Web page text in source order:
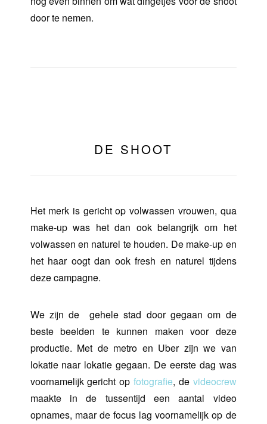
door te nemen.
DE SHOOT
Het merk is gericht op volwassen vrouwen, qua
make-up was het dan ook belangrijk om het
volwassen en naturel te houden. De make-up en
het haar oogt dan ook fresh en naturel tijdens
deze campagne.
We zijn de gehele stad door gegaan om de
beste beelden te kunnen maken voor deze
productie. Met de metro en Uber zijn we van
lokatie naar lokatie gegaan. De eerste dag was
voornamelijk gericht op fotografie, de videocrew
maakte in de tussentijd een aantal video
opnames, maar de focus lag voornamelijk op de